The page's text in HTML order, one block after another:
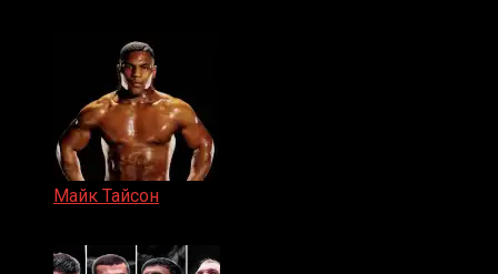
Майк Тайсон